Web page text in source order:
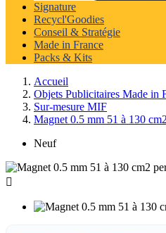
Signature
Recycl'Goodies
Conseil & Stratégie
Made in France
Packs & Kits
Accueil
Objets Publicitaires Made in
Sur-mesure MIF
Magnet 0.5 mm 51 à 130
Neuf
